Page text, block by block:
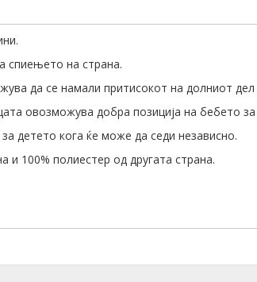
спиењето на страна.
да се намали притисокот на долниот
овозможува добра позиција на бебето
детето кога ќе може да седи независно.
и 100% полиестер од другата страна.